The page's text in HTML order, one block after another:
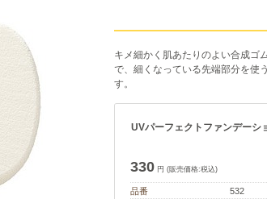
キメ細かく肌あたりのよい合成ゴ
で、細くなっている先端部分を使
す。
UVパーフェクトファンデーシ
330 円 (販売価格:税込)
品番 532